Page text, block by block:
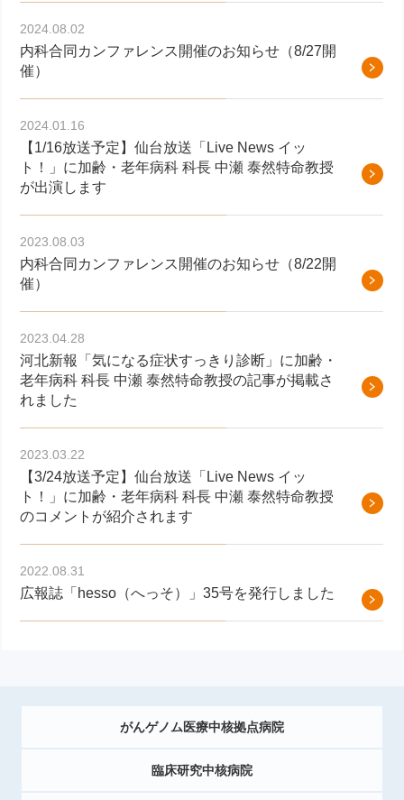
2024.08.02
内科合同カンファレンス開催のお知らせ（8/27開
催）
2024.01.16
【1/16放送予定】仙台放送「Live News イッ
ト！」に加齢・老年病科 科長 中瀬 泰然特命教授
が出演します
2023.08.03
内科合同カンファレンス開催のお知らせ（8/22開
催）
2023.04.28
河北新報「気になる症状すっきり診断」に加齢・
老年病科 科長 中瀬 泰然特命教授の記事が掲載さ
れました
2023.03.22
【3/24放送予定】仙台放送「Live News イッ
ト！」に加齢・老年病科 科長 中瀬 泰然特命教授
のコメントが紹介されます
2022.08.31
広報誌「hesso（へっそ）」35号を発行しました
がんゲノム医療中核拠点病院
臨床研究中核病院